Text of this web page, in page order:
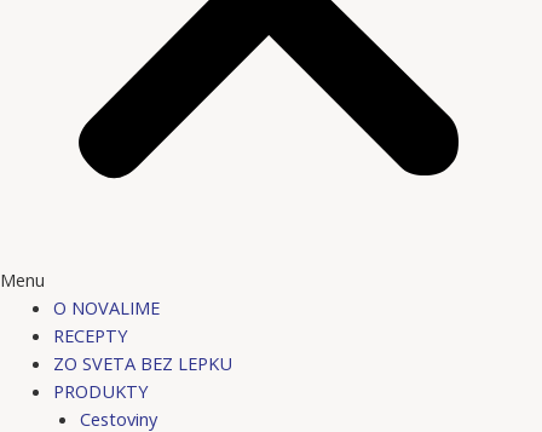
Menu
O NOVALIME
RECEPTY
ZO SVETA BEZ LEPKU
PRODUKTY
Cestoviny